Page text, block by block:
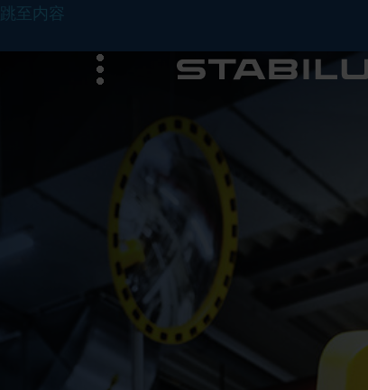
跳至内容